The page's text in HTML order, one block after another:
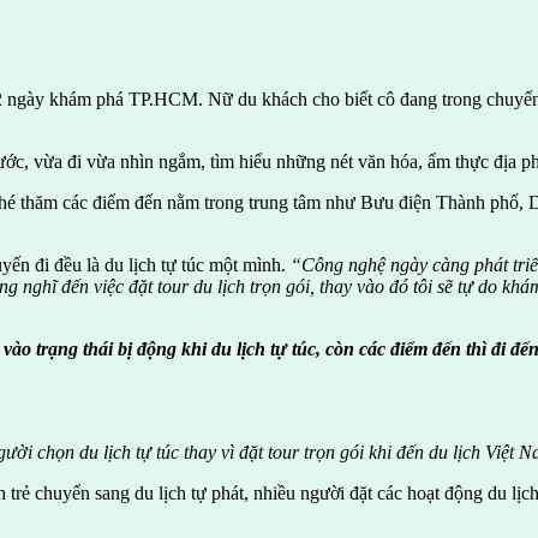
khám phá TP.HCM. Nữ du khách cho biết cô đang trong
vừa đi vừa nhìn ngắm, tìm hiểu những nét văn hóa, ẩm thực địa
thăm các điểm đến nằm trong trung tâm như Bưu điện Thành
đi đều là du lịch tự túc một mình. “Công nghệ ngày càng phát
nghĩ đến việc đặt tour du lịch trọn gói, thay vào đó tôi sẽ tự do
trạng thái bị động khi du lịch tự túc, còn các điểm đến thì đi
chọn du lịch tự túc thay vì đặt tour trọn gói khi đến du lịch Việt
chuyển sang du lịch tự phát, nhiều người đặt các hoạt động du